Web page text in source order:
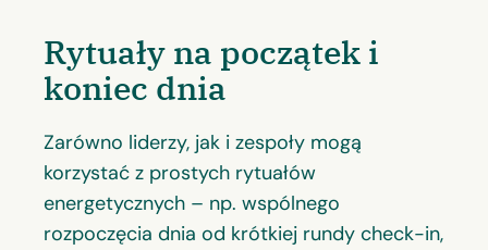
Rytuały na początek i
koniec dnia
Zarówno liderzy, jak i zespoły mogą
korzystać z prostych rytuałów
energetycznych – np. wspólnego
rozpoczęcia dnia od krótkiej rundy check-in,